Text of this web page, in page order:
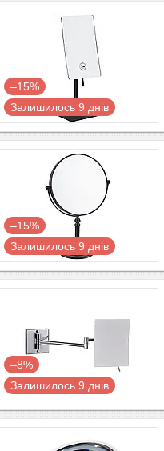
–15%
Залишилось 9 днів
–15%
Залишилось 9 днів
–8%
Залишилось 9 днів